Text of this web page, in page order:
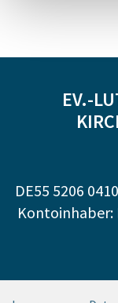
EV.-
DE55 5206
Kontoinhaber: